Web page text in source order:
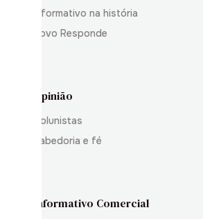
Informativo na história
Povo Responde
Opinião
Colunistas
Sabedoria e fé
Informativo Comercial